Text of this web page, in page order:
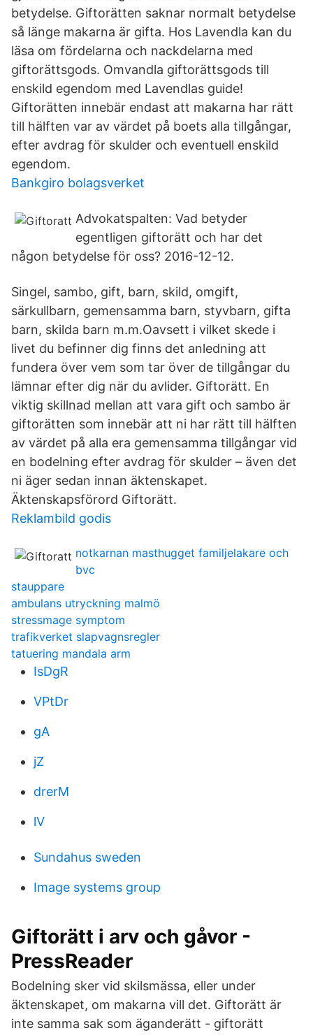
betydelse. Giftorätten saknar normalt betydelse
så länge makarna är gifta. Hos Lavendla kan du
läsa om fördelarna och nackdelarna med
giftorättsgods. Omvandla giftorättsgods till
enskild egendom med Lavendlas guide!
Giftorätten innebär endast att makarna har rätt
till hälften var av värdet på boets alla tillgångar,
efter avdrag för skulder och eventuell enskild
egendom.
Bankgiro bolagsverket
Advokatspalten: Vad betyder
egentligen giftorätt och har det
någon betydelse för oss? 2016-12-12.
Singel, sambo, gift, barn, skild, omgift,
särkullbarn, gemensamma barn, styvbarn, gifta
barn, skilda barn m.m.Oavsett i vilket skede i
livet du befinner dig finns det anledning att
fundera över vem som tar över de tillgångar du
lämnar efter dig när du avlider. Giftorätt. En
viktig skillnad mellan att vara gift och sambo är
giftorätten som innebär att ni har rätt till hälften
av värdet på alla era gemensamma tillgångar vid
en bodelning efter avdrag för skulder – även det
ni äger sedan innan äktenskapet.
Äktenskapsförord Giftorätt.
Reklambild godis
notkarnan masthugget familjelakare och
bvc
stauppare
ambulans utryckning malmö
stressmage symptom
trafikverket slapvagnsregler
tatuering mandala arm
IsDgR
VPtDr
gA
jZ
drerM
lV
Sundahus sweden
Image systems group
Giftorätt i arv och gåvor -
PressReader
Bodelning sker vid skilsmässa, eller under
äktenskapet, om makarna vill det. Giftorätt är
inte samma sak som äganderätt - giftorätt